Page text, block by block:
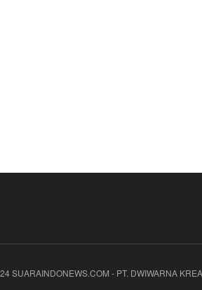
SUARAINDONEWS.COM - PT. DWIWARNA